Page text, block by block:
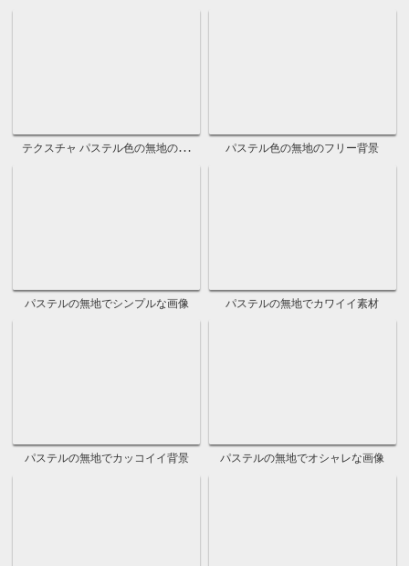
おしゃれな緑の水彩ペイント背景 テクスチャ水色の水彩フリー素材
水彩水色のおしゃれな素材 無地水色の水彩グラデーション画像
シンプルな水色の水彩背景 水色の水彩のフリー背景画像